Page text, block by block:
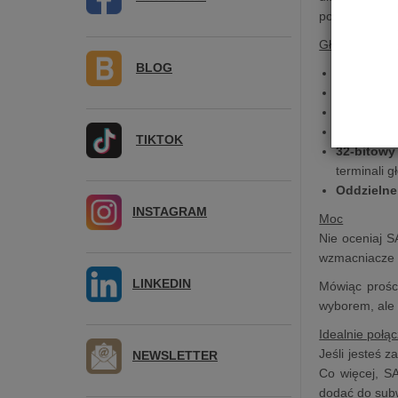
polepszyć
Główne
32-bitowy
terminali
Moc
Nie oceniaj
Mówiąc
wyborem, ale
Idealnie
Jeśli jesteś
Co więcej,
dodać do
BLOG
TIKTOK
INSTAGRAM
LINKEDIN
NEWSLETTER